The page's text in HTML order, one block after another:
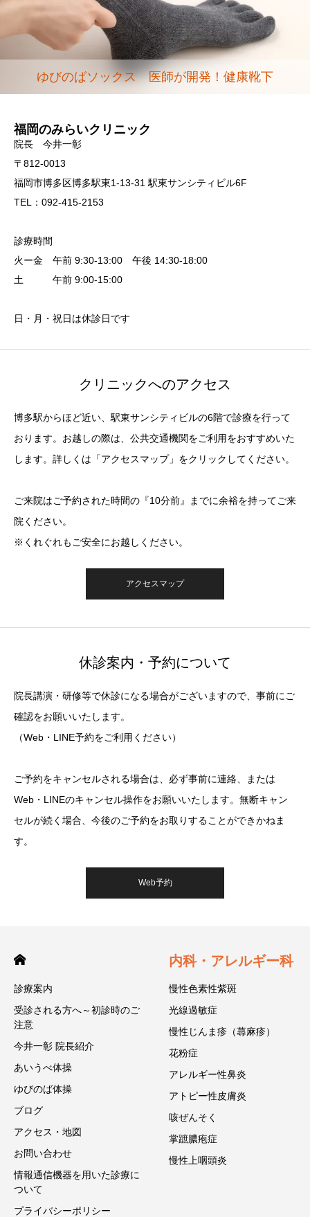
ゆびのばソックス 医師が開発！健康靴下
福岡のみらいクリニック
院長 今井一彰
〒812-0013
福岡市博多区博多駅東1-13-31 駅東サンシティビル6F
TEL：092-415-2153
診療時間
火ー金 午前 9:30-13:00 午後 14:30-18:00
土 午前 9:00-15:00
日・月・祝日は休診日です
クリニックへのアクセス
博多駅からほど近い、駅東サンシティビルの6階で診療を行って
おります。お越しの際は、公共交通機関をご利用をおすすめいた
します。詳しくは「アクセスマップ」をクリックしてください。
ご来院はご予約された時間の『10分前』までに余裕を持ってご来
院ください。
※くれぐれもご安全にお越しください。
アクセスマップ
休診案内・予約について
院長講演・研修等で休診になる場合がございますので、事前にご
確認をお願いいたします。
（Web・LINE予約をご利用ください）
ご予約をキャンセルされる場合は、必ず事前に連絡、または
Web・LINEのキャンセル操作をお願いいたします。無断キャン
セルが続く場合、今後のご予約をお取りすることができかねま
す。
Web予約
診療案内
受診される方へ～初診時のご
注意
今井一彰 院長紹介
あいうべ体操
ゆびのば体操
ブログ
アクセス・地図
お問い合わせ
情報通信機器を用いた診療に
ついて
プライバシーポリシー
内科・アレルギー科
慢性色素性紫斑
光線過敏症
慢性じんま疹（蕁麻疹）
花粉症
アレルギー性鼻炎
アトピー性皮膚炎
咳ぜんそく
掌蹠膿疱症
慢性上咽頭炎